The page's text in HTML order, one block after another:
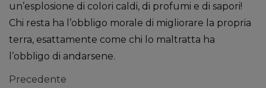
un’esplosione di colori caldi, di profumi e di sapori!
Chi resta ha l’obbligo morale di migliorare la propria
terra, esattamente come chi lo maltratta ha
l’obbligo di andarsene.
Precedente